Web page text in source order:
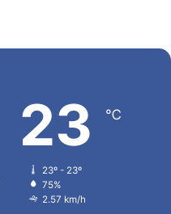
23 ℃
23º - 23º
75%
2.57 km/h